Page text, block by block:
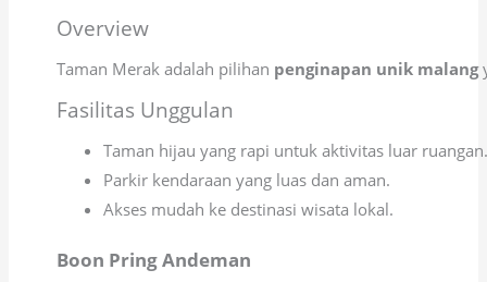
Overview
Taman Merak adalah pilihan penginapan unik malang
Fasilitas Unggulan
Taman hijau yang rapi untuk aktivitas luar
Parkir kendaraan yang luas dan aman.
Akses mudah ke destinasi wisata lokal.
Boon Pring Andeman